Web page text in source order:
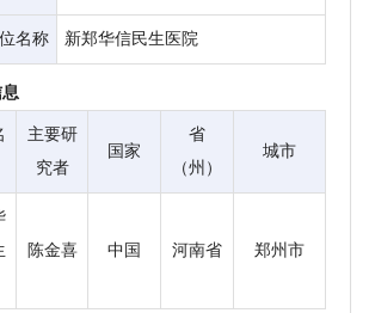
名称 新郑华信民生医院
主要研
究者
国家
省
（州）
城市
陈金喜 中国 河南省 郑州市